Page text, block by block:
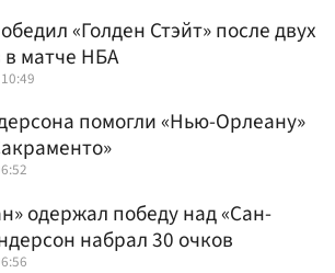
«Голден Стэйт» после двух
матче НБА
помогли «Нью-Орлеану»
одержал победу над «Сан-
набрал 30 очков